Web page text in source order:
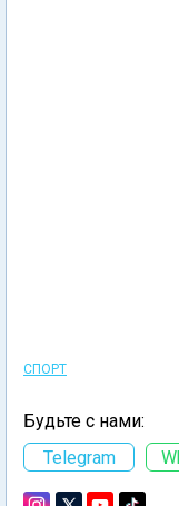
СПОРТ
Будьте с нами:
Telegram